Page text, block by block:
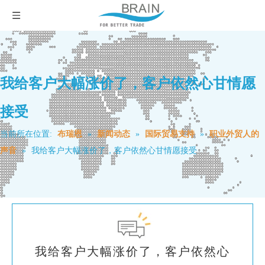
我给客户大幅涨价了，客户依然心甘情愿
接受
当前所在位置: 布瑞恩 » 新闻动态 » 国际贸易支持 » 职业外贸人的
声音 » 我给客户大幅涨价了，客户依然心甘情愿接受
我给客户大幅涨价了，客户依然心